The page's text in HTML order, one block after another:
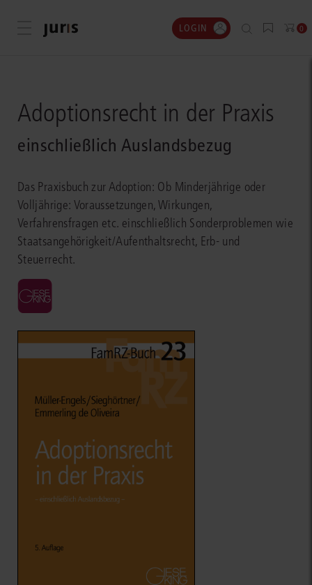
Menü öffnen LOGIN 0
Adoptionsrecht in der Praxis
einschließlich Auslandsbezug
Das Praxisbuch zur Adoption: Ob Minderjährige oder
Volljährige: Voraussetzungen, Wirkungen,
Verfahrensfragen etc. einschließlich Sonderproblemen wie
Staatsangehörigkeit/Aufenthaltsrecht, Erb- und
Steuerrecht.